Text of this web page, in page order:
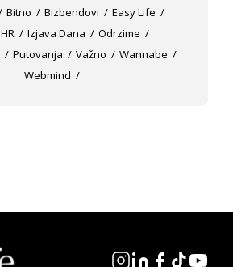
Bitno Bizbendovi
Easy Life
HR Izjava Dana
Odrzime
Putovanja Važno
Wannabe
Webmind